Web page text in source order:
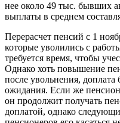
нее около 49 тыс. бывших
выплаты в среднем
Перерасчет пенсий с 1
которые уволились с
требуется время, чтобы
Однако хоть повышение
после увольнения, доплата
ожидания. Если же
он продолжит получать
доплатой, однако